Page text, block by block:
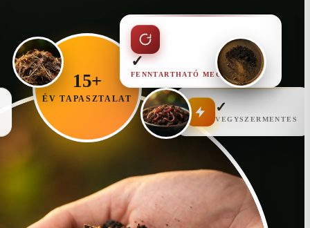
15+
ÉV TAPASZTALAT ✓
VEGYSZERMENTES
✓
FENNTARTHATÓ MEGOLDÁS